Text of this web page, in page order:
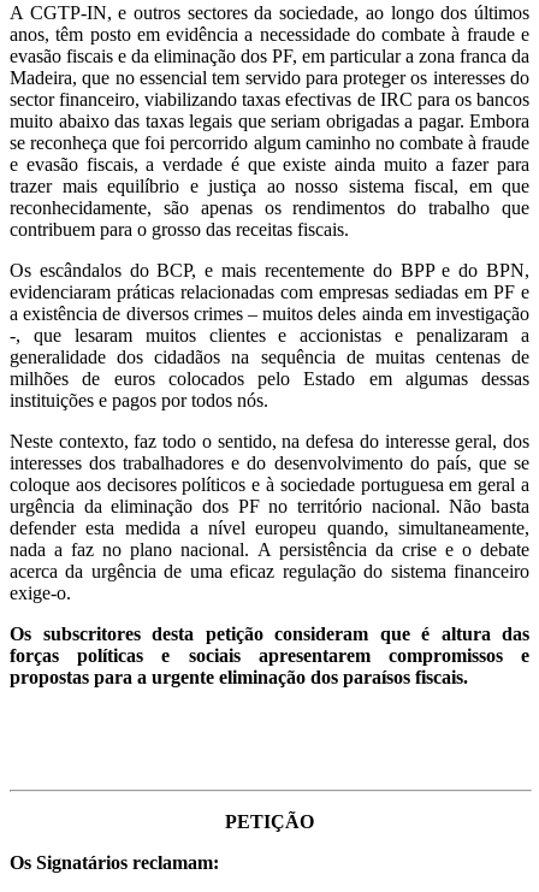
A CGTP-IN, e outros sectores da sociedade, ao longo dos últimos
anos, têm posto em evidência a necessidade do combate à fraude e
evasão fiscais e da eliminação dos PF, em particular a zona franca da
Madeira, que no essencial tem servido para proteger os interesses do
sector financeiro, viabilizando taxas efectivas de IRC para os bancos
muito abaixo das taxas legais que seriam obrigadas a pagar. Embora
se reconheça que foi percorrido algum caminho no combate à fraude
e evasão fiscais, a verdade é que existe ainda muito a fazer para
trazer mais equilíbrio e justiça ao nosso sistema fiscal, em que
reconhecidamente, são apenas os rendimentos do trabalho que
contribuem para o grosso das receitas fiscais.
Os escândalos do BCP, e mais recentemente do BPP e do BPN,
evidenciaram práticas relacionadas com empresas sediadas em PF e
a existência de diversos crimes – muitos deles ainda em investigação
-, que lesaram muitos clientes e accionistas e penalizaram a
generalidade dos cidadãos na sequência de muitas centenas de
milhões de euros colocados pelo Estado em algumas dessas
instituições e pagos por todos nós.
Neste contexto, faz todo o sentido, na defesa do interesse geral, dos
interesses dos trabalhadores e do desenvolvimento do país, que se
coloque aos decisores políticos e à sociedade portuguesa em geral a
urgência da eliminação dos PF no território nacional. Não basta
defender esta medida a nível europeu quando, simultaneamente,
nada a faz no plano nacional. A persistência da crise e o debate
acerca da urgência de uma eficaz regulação do sistema financeiro
exige-o.
Os subscritores desta petição consideram que é altura das
forças políticas e sociais apresentarem compromissos e
propostas para a urgente eliminação dos paraísos fiscais.
PETIÇÃO
Os Signatários reclamam: